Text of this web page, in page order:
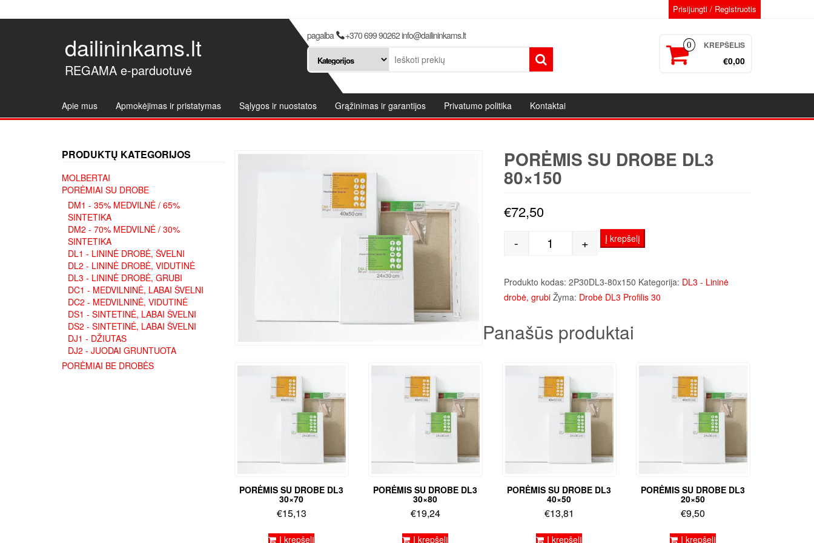
Prisijungti / Registruotis
dailininkams.lt
REGAMA e-parduotuvė
pagalba +370 699 90262 info@dailininkams.lt
0 KREPŠELIS
€0,00
Apie mus Apmokėjimas ir pristatymas Sąlygos ir nuostatos Grąžinimas ir garantijos Privatumo politika Kontaktai
PRODUKTŲ KATEGORIJOS
MOLBERTAI
PORĖMIAI SU DROBE
DM1 - 35% MEDVILNĖ / 65%
SINTETIKA
DM2 - 70% MEDVILNĖ / 30%
SINTETIKA
DL1 - LININĖ DROBĖ, ŠVELNI
DL2 - LININĖ DROBĖ, VIDUTINĖ
DL3 - LININĖ DROBĖ, GRUBI
DC1 - MEDVILNINĖ, LABAI ŠVELNI
DC2 - MEDVILNINĖ, VIDUTINĖ
DS1 - SINTETINĖ, LABAI ŠVELNI
DS2 - SINTETINĖ, LABAI ŠVELNI
DJ1 - DŽIUTAS
DJ2 - JUODAI GRUNTUOTA
PORĖMIAI BE DROBĖS
PORĖMIS SU DROBE DL3
80×150
€72,50
produkto kiekis: Porėmis su drobe DL3 80x150
- + Į krepšelį
Produkto kodas: 2P30DL3-80x150 Kategorija: DL3 - Lininė
drobė, grubi Žyma: Drobė DL3 Profilis 30
Panašūs produktai
PORĖMIS SU DROBE DL3
30×70
€15,13
Į krepšelį
PORĖMIS SU DROBE DL3
30×80
€19,24
Į krepšelį
PORĖMIS SU DROBE DL3
40×50
€13,81
Į krepšelį
PORĖMIS SU DROBE DL3
20×50
€9,50
Į krepšelį